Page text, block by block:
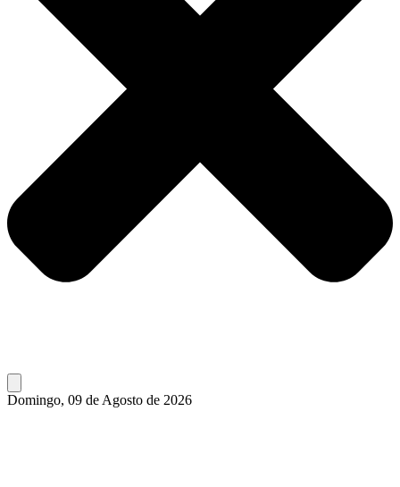
Domingo, 09 de Agosto de 2026